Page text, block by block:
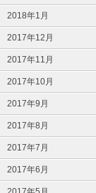
2018年1月
2017年12月
2017年11月
2017年10月
2017年9月
2017年8月
2017年7月
2017年6月